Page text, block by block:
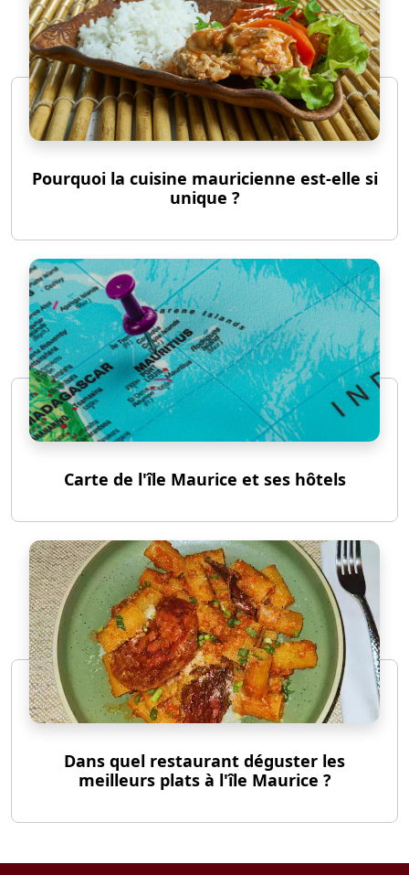
Pourquoi la cuisine mauricienne est-elle si
unique ?
Carte de l'île Maurice et ses hôtels
Dans quel restaurant déguster les
meilleurs plats à l'île Maurice ?